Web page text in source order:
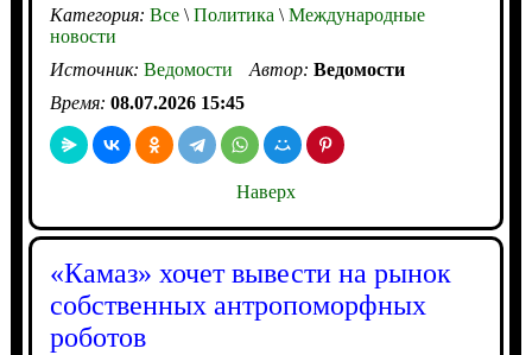
Категория: Все\Политика \Международные
новости
Источник: Ведомости Автор: Ведомости
Время: 08.07.2026 15:45
Наверх
«Камаз» хочет вывести на рынок
собственных антропоморфных
роботов